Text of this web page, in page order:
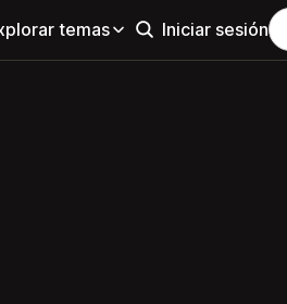
temas Iniciar sesión